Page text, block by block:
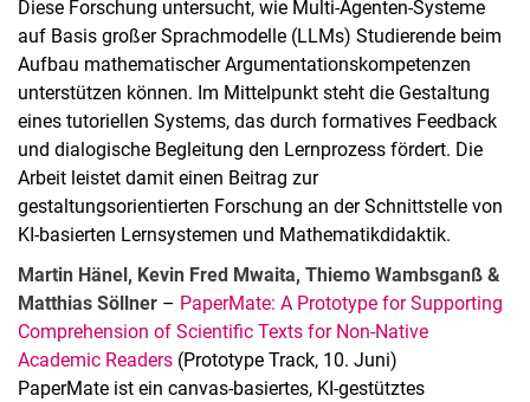
Diese Forschung untersucht, wie Multi-Agenten-Systeme
auf Basis großer Sprachmodelle (LLMs) Studierende beim
Aufbau mathematischer Argumentationskompetenzen
unterstützen können. Im Mittelpunkt steht die Gestaltung
eines tutoriellen Systems, das durch formatives Feedback
und dialogische Begleitung den Lernprozess fördert. Die
Arbeit leistet damit einen Beitrag zur
gestaltungsorientierten Forschung an der Schnittstelle von
KI-basierten Lernsystemen und Mathematikdidaktik.
Martin Hänel, Kevin Fred Mwaita, Thiemo Wambsganß &
Matthias Söllner – PaperMate: A Prototype for Supporting
Comprehension of Scientific Texts for Non-Native
Academic Readers (Prototype Track, 10. Juni)
PaperMate ist ein canvas-basiertes, KI-gestütztes